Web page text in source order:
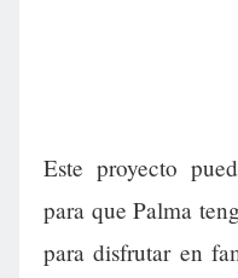
Este proyecto
para que Palma
para disfrutar en